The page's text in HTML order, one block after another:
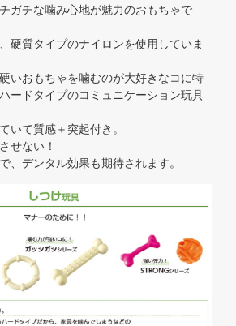
ガチな噛み心地が魅力のおもちゃで
硬質タイプのナイロンを使用していま
いおもちゃを噛むのが大好きなコに特
ードタイプのコミュニケーション玩具
いて質感＋突起付き。
せない！
、デンタル効果も期待されます。